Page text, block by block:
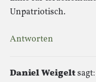
Unpatriotisch.
Antworten
Daniel Weigeltsagt: